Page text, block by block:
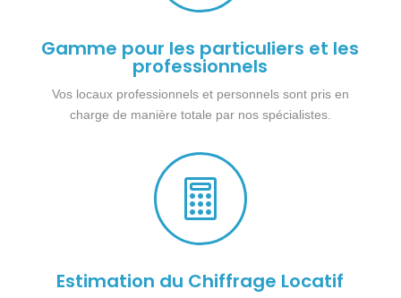
Gamme pour les particuliers et les
professionnels
Vos locaux professionnels et personnels sont pris en
charge de manière totale par nos spécialistes.

Estimation du Chiffrage Locatif